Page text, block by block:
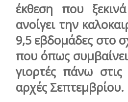
έκθεση που
ανοίγει την
9,5 εβδομάδες στο
που όπως
γιορτές πάνω
αρχές Σεπτεμβρίου.